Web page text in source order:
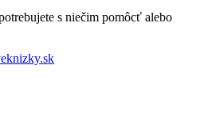
s niečim pomôcť alebo